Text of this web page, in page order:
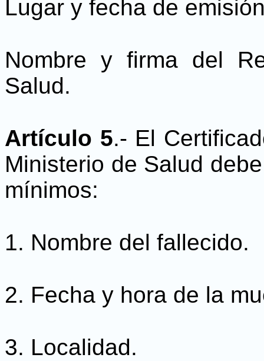
Lugar y fecha de
Nombre y firma del
Salud.
Artículo 5.- El
Ministerio de Salud
mínimos:
1. Nombre del fallecido.
2. Fecha y hora de la
3. Localidad.